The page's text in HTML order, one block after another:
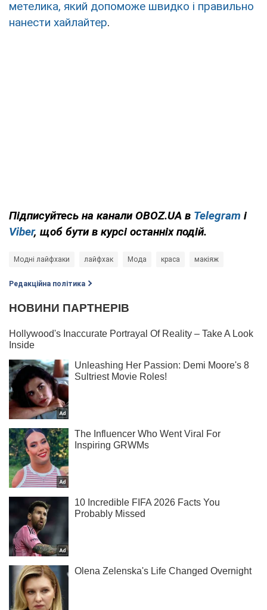
метелика, який допоможе швидко і правильно
нанести хайлайтер.
Підписуйтесь на канали OBOZ.UA в Telegram і
Viber, щоб бути в курсі останніх подій.
Модні лайфхаки лайфхак Мода краса макіяж
Редакційна політика